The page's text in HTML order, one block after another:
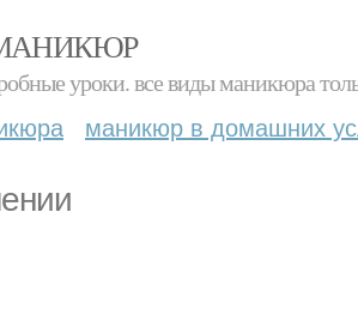
уроки. все виды маникюра
маникюр в домашних